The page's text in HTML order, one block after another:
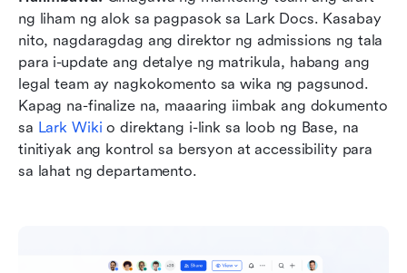
ng liham ng alok sa pagpasok sa Lark Docs. Kasabay
nito, nagdaragdag ang direktor ng admissions ng tala
para i-update ang detalye ng matrikula, habang ang
legal team ay nagkokomento sa wika ng pagsunod.
Kapag na-finalize na, maaaring iimbak ang dokumento
sa Lark Wiki o direktang i-link sa loob ng Base, na
tinitiyak ang kontrol sa bersyon at accessibility para
sa lahat ng departamento.